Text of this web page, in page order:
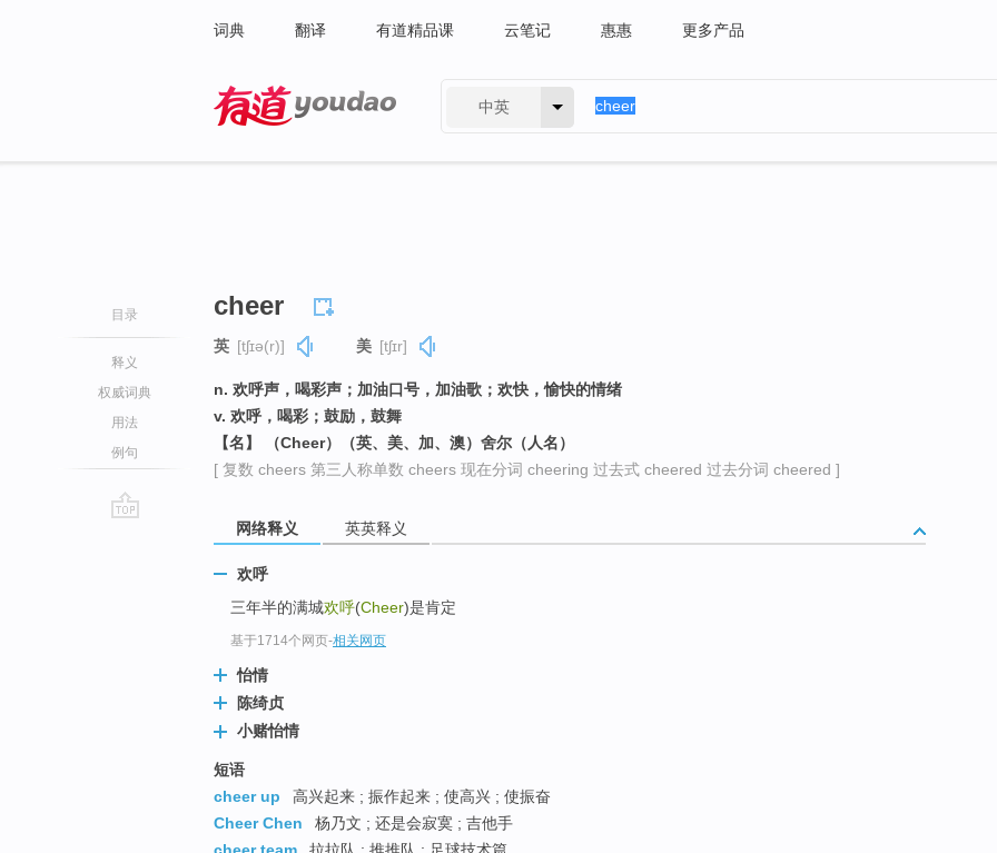
词典 翻译 有道精品课 云笔记 惠惠 更多产品
中英
目录
释义
权威词典
用法
例句
cheer
英 [tʃɪə(r)] 美 [tʃɪr]
n. 欢呼声，喝彩声；加油口号，加油歌；欢快，愉快的情绪
v. 欢呼，喝彩；鼓励，鼓舞
【名】 （Cheer）（英、美、加、澳）舍尔（人名）
[ 复数 cheers 第三人称单数 cheers 现在分词 cheering 过去式 cheered 过去分词 cheered ]
网络释义 英英释义
欢呼
三年半的满城欢呼(Cheer)是肯定
基于1714个网页-相关网页
怡情
陈绮贞
小赌怡情
短语
cheer up
高兴起来 ; 振作起来 ; 使高兴 ; 使振奋
Cheer Chen
杨乃文 ; 还是会寂寞 ; 吉他手
cheer team
拉拉队 ; 推推队 ; 足球技术篇